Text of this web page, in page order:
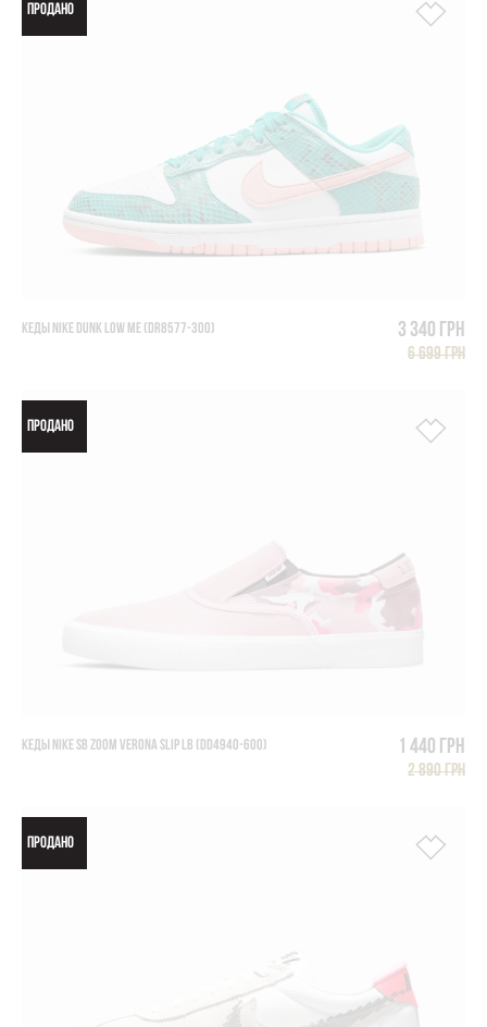
ПРОДАНО
КЕДЫ NIKE DUNK LOW ME (DR8577-300) 3 340 грн
6 699 грн
ПРОДАНО
КЕДЫ NIKE SB ZOOM VERONA SLIP LB (DD4940-600) 1 440 грн
2 890 грн
ПРОДАНО